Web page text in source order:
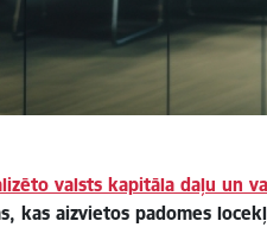
valsts kapitāla daļu un
kas aizvietos padomes